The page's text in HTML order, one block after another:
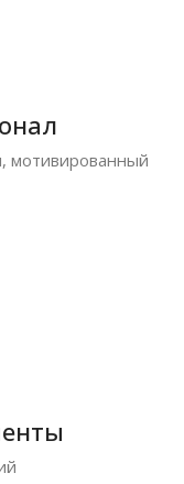
мотивированный